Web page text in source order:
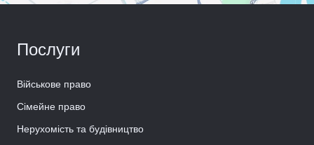
Послуги
Військове право
Сімейне право
Нерухомість та будівництво